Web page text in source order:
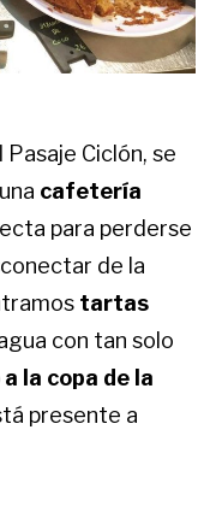
Pasaje Ciclón, se
cafetería
para perderse
de la
tartas
con tan solo
la copa de la
presente a